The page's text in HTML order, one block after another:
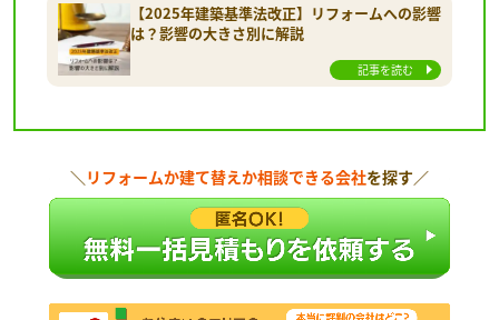
【2025年建築基準法改正】リフォームへの影響
は？影響の大きさ別に解説
記事を読む
＼ リフォームか建て替えか相談できる会社を探す／